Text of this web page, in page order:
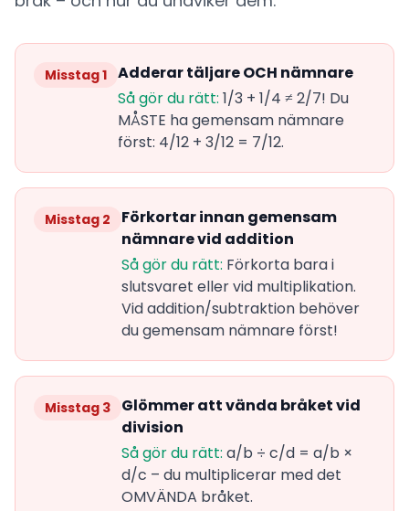
Misstag 1 Adderar täljare OCH nämnare
Så gör du rätt: 1/3 + 1/4 ≠ 2/7! Du
MÅSTE ha gemensam nämnare
först: 4/12 + 3/12 = 7/12.
Misstag 2
Förkortar innan gemensam
nämnare vid addition
Så gör du rätt: Förkorta bara i
slutsvaret eller vid multiplikation.
Vid addition/subtraktion behöver
du gemensam nämnare först!
Misstag 3
Glömmer att vända bråket vid
division
Så gör du rätt: a/b ÷ c/d = a/b ×
d/c – du multiplicerar med det
OMVÄNDA bråket.